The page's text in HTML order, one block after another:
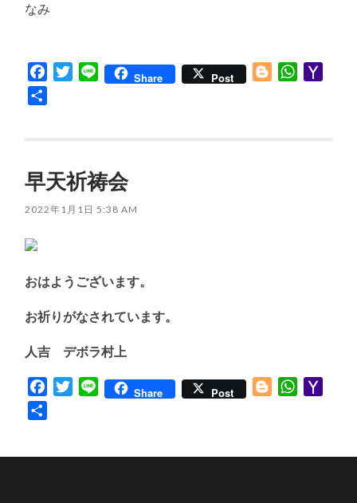
なみ
FacebookTwitter
Line Share Post BloggerWhatsApp
早天祈祷会
2022年1月1日 5:38 AM
おはようございます。
お祈りがなされています。
人吉 デボラ村上
FacebookTwitter
Line Share Post BloggerWhatsApp